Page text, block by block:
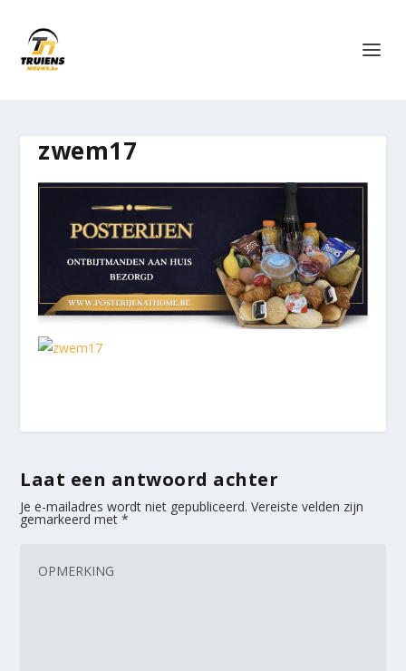
zwem17
Laat een antwoord achter
Je e-mailadres wordt niet gepubliceerd. Vereiste velden zijn
gemarkeerd met*